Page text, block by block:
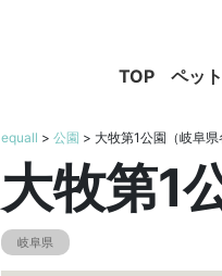
TOP ペッ
equall > 公園 > 大牧第1公園（岐阜県
大牧第1
岐阜県